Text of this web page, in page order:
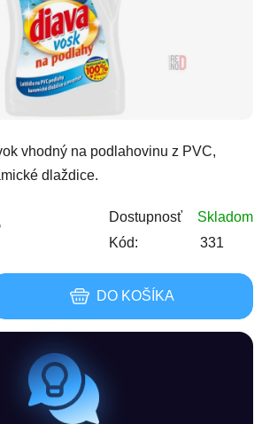
vhodný na podlahovinu z PVC,
dlaždice.
Dostupnosť
Skladom
Kód:
331
DO KOŠÍKA